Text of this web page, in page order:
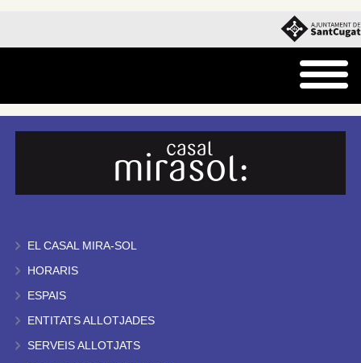
EL CASAL MIRA-SOL
HORARIS
ESPAIS
ENTITATS ALLOTJADES
SERVEIS ALLOTJATS